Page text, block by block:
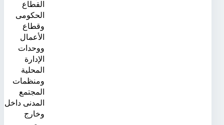
القطاع
الحكومى
وقطاع
الأعمال
ووحدات
الإدارة
المحلية
ومنظمات
المجتمع
المدنى داخل
وخارج